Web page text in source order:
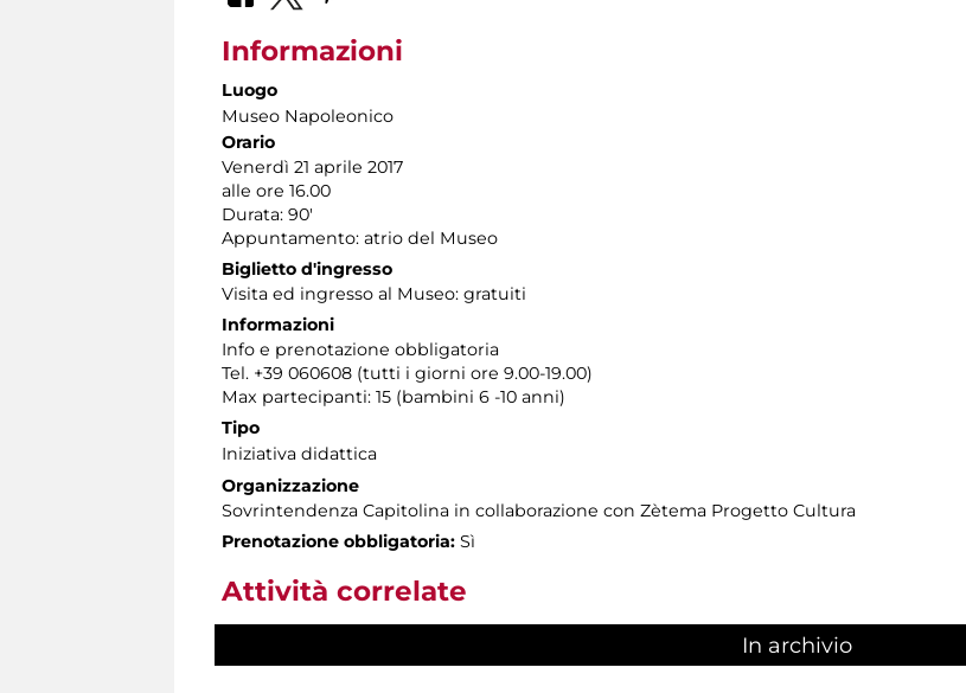
Informazioni
Luogo
Museo Napoleonico
Orario
Venerdì 21 aprile 2017
alle ore 16.00
Durata: 90'
Appuntamento: atrio del Museo
Biglietto d'ingresso
Visita ed ingresso al Museo: gratuiti
Informazioni
Info e prenotazione obbligatoria
Tel. +39 060608 (tutti i giorni ore 9.00-19.00)
Max partecipanti: 15 (bambini 6 -10 anni)
Tipo
Iniziativa didattica
Organizzazione
Sovrintendenza Capitolina in collaborazione con Zètema Progetto Cultura
Prenotazione obbligatoria: Sì
Attività correlate
In archivio